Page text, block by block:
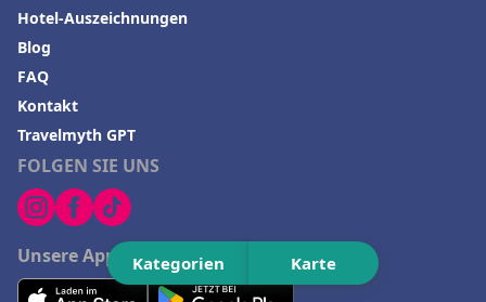
Kategorien Karte
FOLGEN SIE UNS
Unsere App herunterladen
Hotel-Auszeichnungen
Blog
FAQ
Kontakt
Travelmyth GPT